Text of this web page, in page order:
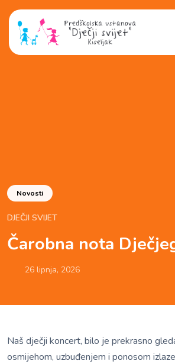
Skip to content
Skip to footer
Novosti
DJEČJI SVIJET
Čarobna nota
26 lipnja, 2026
Naš dječji koncert, bilo je prekrasno
osmijehom, uzbuđenjem i ponosom